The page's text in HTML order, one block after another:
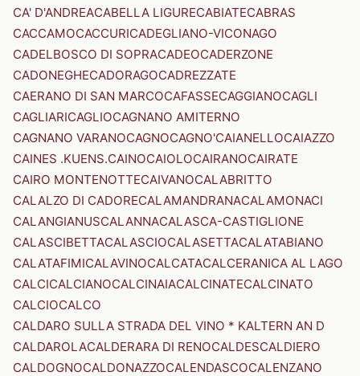
CA' D'ANDREACABELLA LIGURECABIATECABRAS
CACCAMOCACCURICADEGLIANO-VICONAGO
CADELBOSCO DI SOPRACADEOCADERZONE
CADONEGHECADORAGOCADREZZATE
CAERANO DI SAN MARCOCAFASSECAGGIANOCAGLI
CAGLIARICAGLIOCAGNANO AMITERNO
CAGNANO VARANOCAGNOCAGNO'CAIANELLOCAIAZZO
CAINES .KUENS.CAINOCAIOLOCAIRANOCAIRATE
CAIRO MONTENOTTECAIVANOCALABRITTO
CALALZO DI CADORECALAMANDRANACALAMONACI
CALANGIANUSCALANNACALASCA-CASTIGLIONE
CALASCIBETTACALASCIOCALASETTACALATABIANO
CALATAFIMICALAVINOCALCATACALCERANICA AL LAGO
CALCICALCIANOCALCINAIACALCINATECALCINATO
CALCIOCALCO
CALDARO SULLA STRADA DEL VINO * KALTERN AN D
CALDAROLACALDERARA DI RENOCALDESCALDIERO
CALDOGNOCALDONAZZOCALENDASCOCALENZANO